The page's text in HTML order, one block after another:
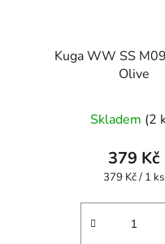
Kuga WW SS
Olive
Skladem (2
379 Kč
Měrná
379 Kč / 1 ks